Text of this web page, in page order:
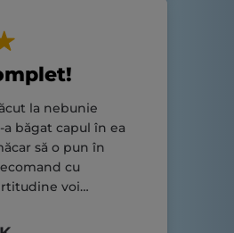
la nebunie
a băgat capul în ea
să o pun în
cu
voi